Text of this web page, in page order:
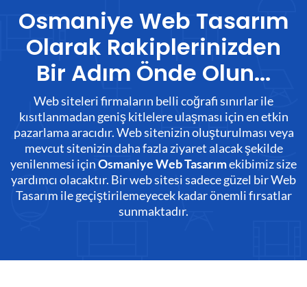
Osmaniye Web Tasarım
Olarak Rakiplerinizden
Bir Adım Önde Olun...
Web siteleri firmaların belli coğrafi sınırlar ile
kısıtlanmadan geniş kitlelere ulaşması için en etkin
pazarlama aracıdır. Web sitenizin oluşturulması veya
mevcut sitenizin daha fazla ziyaret alacak şekilde
yenilenmesi içinOsmaniye Web Tasarımekibimiz size
yardımcı olacaktır. Bir web sitesi sadece güzel bir Web
Tasarım ile geçiştirilemeyecek kadar önemli fırsatlar
sunmaktadır.